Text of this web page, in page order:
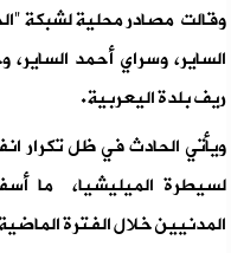
وقالت مصادر محلية لشبكة
الساير، وسراي أحمد
ريف بلدة اليعربية.
ويأتي الحادث في ظل تكرار
لسيطرة الميليشيا، ما
المدنيين خلال الفترة